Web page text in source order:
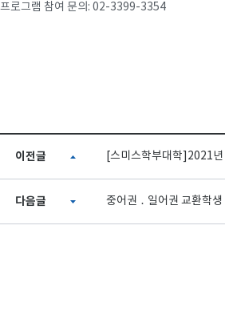
로그램 참여 문의: 02-3399-3354
이전글 [스미스학부대학]2021
다음글 중어권 ․ 일어권 교환학생